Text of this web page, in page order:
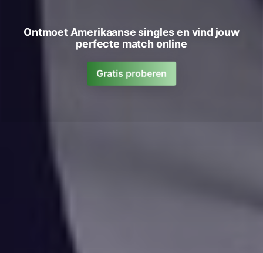
Ontmoet Amerikaanse singles en vind jouw
perfecte match online
Gratis proberen